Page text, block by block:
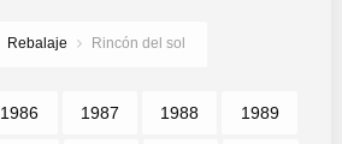
Rebalaje Rincón del sol
1986 1987 1988 1989